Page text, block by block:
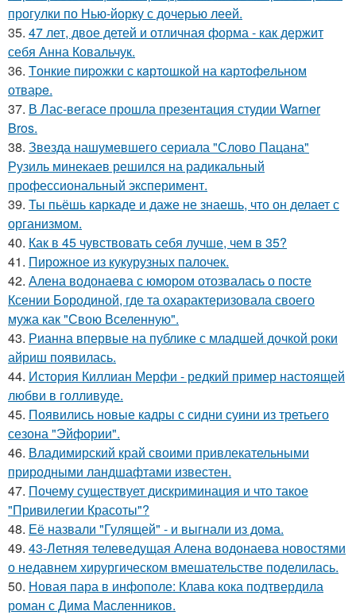
прогулки по Нью-йорку с дочерью леей.
35. 47 лет, двое детей и отличная форма - как держит
себя Анна Ковальчук.
36. Tонкие пиpoжки с кaртoшкoй на картoфeльном
отваpe.
37. В Лас-вегасе прошла презентация студии Warner
Bros.
38. Звезда нашумевшего сериала "Слово Пацана"
Рузиль минекаев решился на радикальный
профессиональный эксперимент.
39. Ты пьёшь каркаде и даже не знаешь, что он делает с
организмом.
40. Как в 45 чувствовать себя лучше, чем в 35?
41. Пирожное из кукурузных палочек.
42. Алена водонаева с юмором отозвалась о посте
Ксении Бородиной, где та охарактеризовала своего
мужа как "Свою Вселенную".
43. Рианна впервые на публике с младшей дочкой роки
айриш появилась.
44. История Киллиан Мерфи - редкий пример настоящей
любви в голливуде.
45. Появились новые кадры с сидни суини из третьего
сезона "Эйфории".
46. Владимирский край своими привлекательными
природными ландшафтами известен.
47. Почему существует дискриминация и что такое
"Привилегии Красоты"?
48. Её назвали "Гулящей" - и выгнали из дома.
49. 43-Летняя телеведущая Алена водонаева новостями
о недавнем хирургическом вмешательстве поделилась.
50. Новая пара в инфополе: Клава кока подтвердила
роман с Дима Масленников.